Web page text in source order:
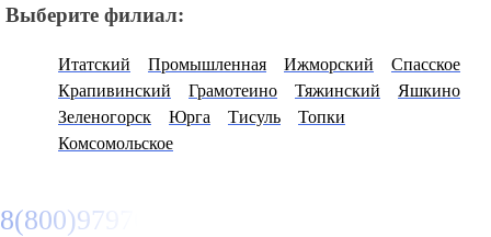
Выберите филиал:
Итатский Промышленная Ижморский
Спасское
Крапивинский
Грамотеино Тяжинский
Яшкино
Зеленогорск
Юрга Тисуль
Топки
Комсомольское
8(800)9797043